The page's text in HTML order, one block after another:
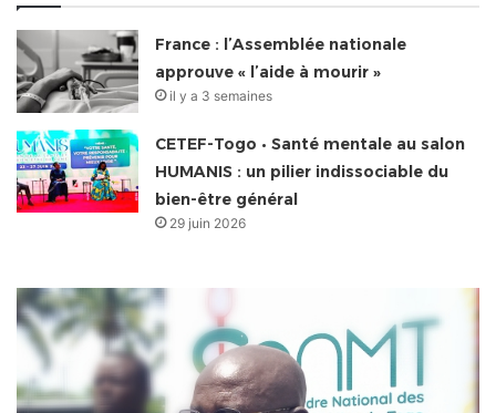
France : l’Assemblée nationale
approuve « l’aide à mourir »
il y a 3 semaines
CETEF-Togo • Santé mentale au salon
HUMANIS : un pilier indissociable du
bien-être général
29 juin 2026